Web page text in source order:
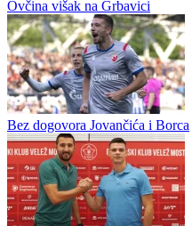
Iz Etno sela u Platonovu
Plemići napustili Mostar